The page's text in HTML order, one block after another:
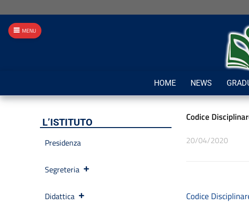
HOME NEWS
Codice
20/04/2020
Codice
L’ISTITUTO
Presidenza
Segreteria
Didattica
MENU